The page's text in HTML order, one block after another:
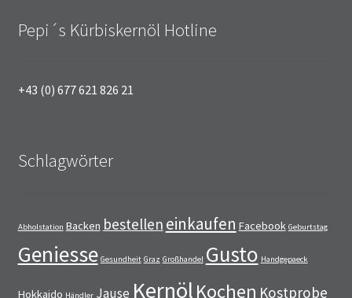
Pepi´s Kürbiskernöl Hotline
+43 (0) 677 621 826 21
Schlagwörter
Abholstation Backen bestellen einkaufen Facebook Geburtstag
Geniesse Gesundheit Graz Großhandel Gusto Handgepaeck
Hokkaido Händler Jause KernölKochen Kostprobe